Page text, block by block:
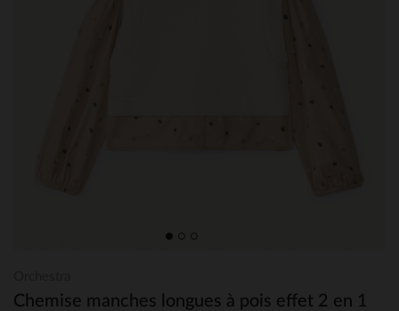
Chemise manches longues à pois effet 2 en 1